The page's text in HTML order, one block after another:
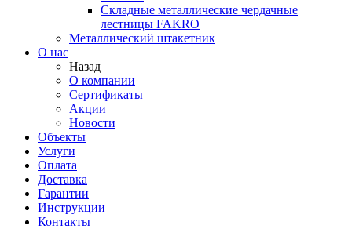
Складные металлические чердачные
лестницы FAKRO
Металлический штакетник
О нас
Назад
О компании
Сертификаты
Акции
Новости
Объекты
Услуги
Оплата
Доставка
Гарантии
Инструкции
Контакты